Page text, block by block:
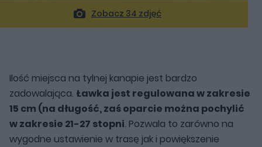
Zobacz 34 zdjęć
Ilość miejsca na tylnej kanapie jest bardzo
zadowalająca. Ławka jest regulowana w zakresie
15 cm (na długość, zaś oparcie można pochylić
w zakresie 21-27 stopni. Pozwala to zarówno na
wygodne ustawienie w trasę jak i powiększenie